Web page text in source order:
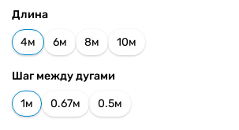
780 руб.
–
1580 руб.
Длина
4м 6м 8м 10м
Шаг между дугами
1м 0.67м 0.5м